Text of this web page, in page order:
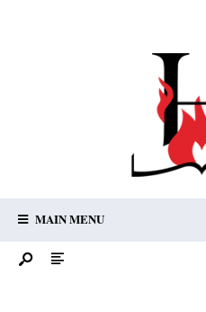
MAIN MENU